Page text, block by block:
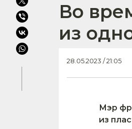
Во
из
28.05.2023 / 21:05
Мэр
из